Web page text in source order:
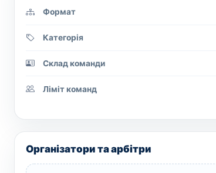
Формат
Категорія
Склад команди
Ліміт команд
Організатори та арбітри